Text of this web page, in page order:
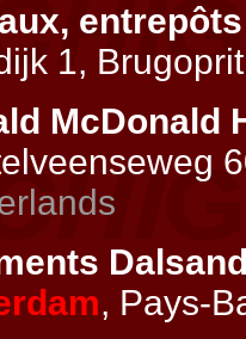
1,
McDonald
, Pays-